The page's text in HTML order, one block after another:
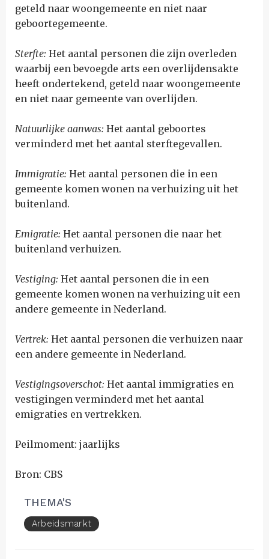
geteld naar woongemeente en niet naar
geboortegemeente.
Sterfte: Het aantal personen die zijn overleden
waarbij een bevoegde arts een overlijdensakte
heeft ondertekend, geteld naar woongemeente
en niet naar gemeente van overlijden.
Natuurlijke aanwas: Het aantal geboortes
verminderd met het aantal sterftegevallen.
Immigratie: Het aantal personen die in een
gemeente komen wonen na verhuizing uit het
buitenland.
Emigratie: Het aantal personen die naar het
buitenland verhuizen.
Vestiging: Het aantal personen die in een
gemeente komen wonen na verhuizing uit een
andere gemeente in Nederland.
Vertrek: Het aantal personen die verhuizen naar
een andere gemeente in Nederland.
Vestigingsoverschot: Het aantal immigraties en
vestigingen verminderd met het aantal
emigraties en vertrekken.
Peilmoment: jaarlijks
Bron: CBS
THEMA'S
Arbeidsmarkt